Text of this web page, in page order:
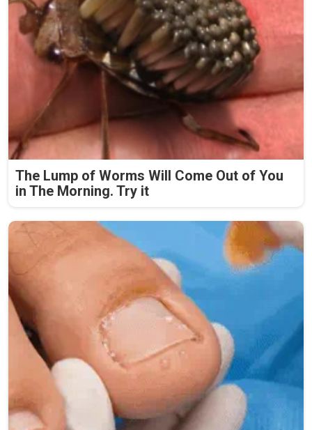
The Lump of Worms Will Come Out of You
in The Morning. Try it